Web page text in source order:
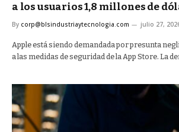
a los usuarios 1,8 millones de
By corp@blsindustriaytecnologia.com julio 27,
Apple está siendo demandada por presunta
a las medidas de seguridad de la App Store. La